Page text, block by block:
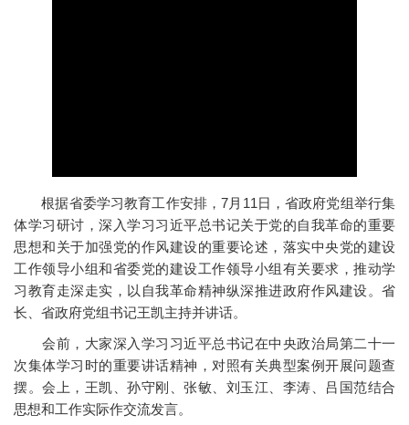
根据省委学习教育工作安排，7月11日，省政府党组举行集
体学习研讨，深入学习习近平总书记关于党的自我革命的重要
思想和关于加强党的作风建设的重要论述，落实中央党的建设
工作领导小组和省委党的建设工作领导小组有关要求，推动学
习教育走深走实，以自我革命精神纵深推进政府作风建设。省
长、省政府党组书记王凯主持并讲话。
会前，大家深入学习习近平总书记在中央政治局第二十一
次集体学习时的重要讲话精神，对照有关典型案例开展问题查
摆。会上，王凯、孙守刚、张敏、刘玉江、李涛、吕国范结合
思想和工作实际作交流发言。